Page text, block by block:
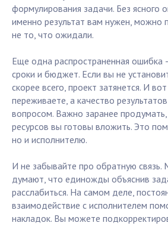
формулирования задачи. Без ясного
именно результат вам нужен, можно
не то, что ожидали.
Еще одна распространенная ошибка
сроки и бюджет. Если вы не
скорее всего, проект затянется. И
переживаете, а качество
вопросом. Важно заранее
ресурсов вы готовы вложить. Это
но и исполнителю.
И не забывайте про обратную связь.
думают, что единожды объяснив
расслабиться. На самом деле,
взаимодействие с исполнителем
накладок. Вы можете